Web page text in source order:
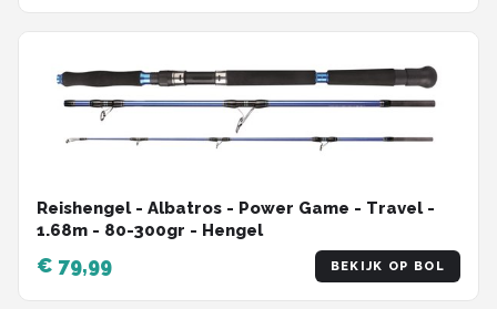
Reishengel - Albatros - Power Game - Travel -
1.68m - 80-300gr - Hengel
€ 79,99 BEKIJK OP BOL